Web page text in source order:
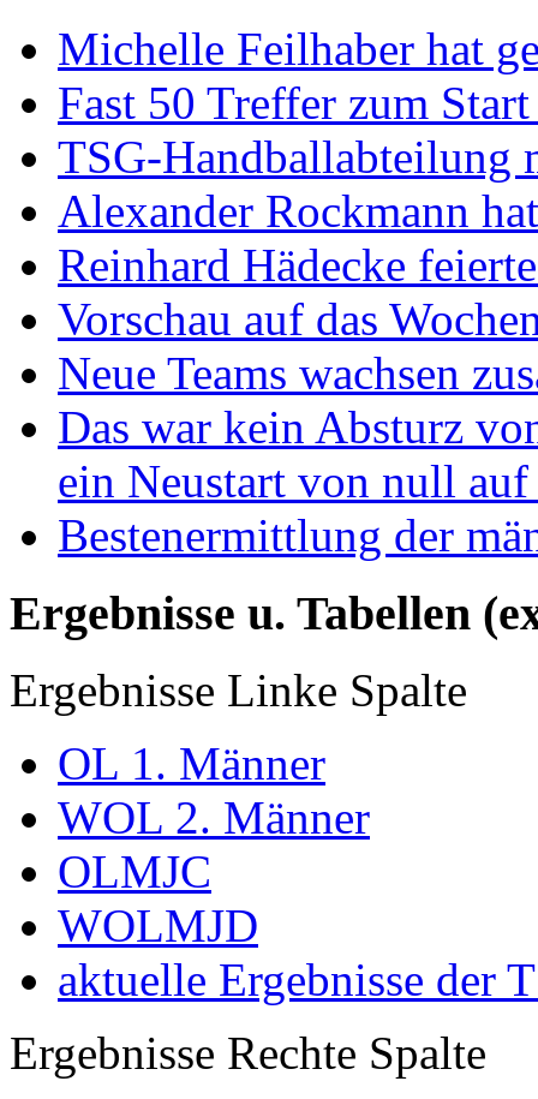
Michelle Feilhaber hat
Fast 50 Treffer zum
TSG-Handballabteilung
Alexander Rockmann
Reinhard Hädecke
Vorschau auf das
Neue Teams wachsen
Das war kein Absturz
ein Neustart von null auf
Bestenermittlung der
Ergebnisse u. Tabellen
Ergebnisse Linke Spalte
OL 1. Männer
WOL 2. Männer
OLMJC
WOLMJD
aktuelle Ergebnisse der
Ergebnisse Rechte Spalte